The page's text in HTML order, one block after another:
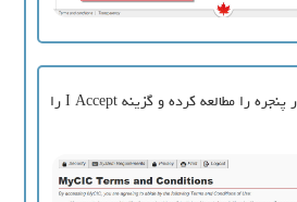
موارد ذکر شده در پنجره را مطالعه کرده و گزینه I Accept را